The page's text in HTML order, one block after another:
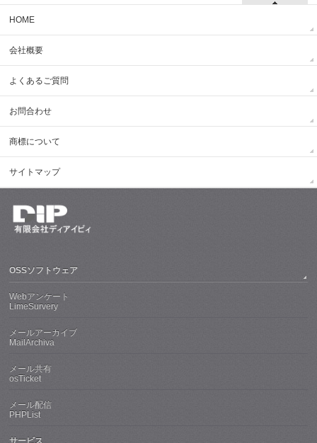
HOME
会社概要
よくあるご質問
お問合わせ
商標について
サイトマップ
OSSソフトウェア
Webアンケート
LimeSurvery
メールアーカイブ
MailArchiva
メール共有
osTicket
メール配信
PHPList
サービス